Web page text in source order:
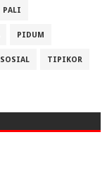
PALI
PIDUM
SOSIAL TIPIKOR